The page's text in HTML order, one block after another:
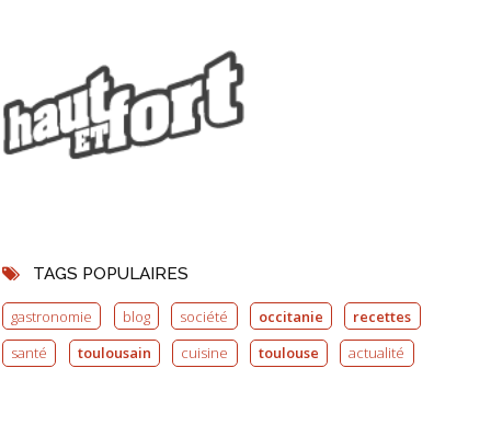
TAGS POPULAIRES
gastronomie blog société occitanie
recettes
santé
toulousain cuisine toulouse actualité